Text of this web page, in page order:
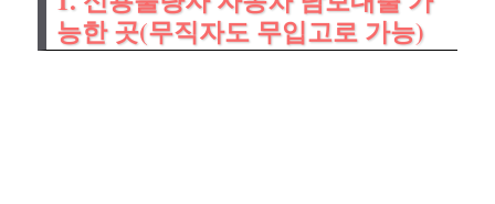
능한 곳(무직자도 무입고로 가능)